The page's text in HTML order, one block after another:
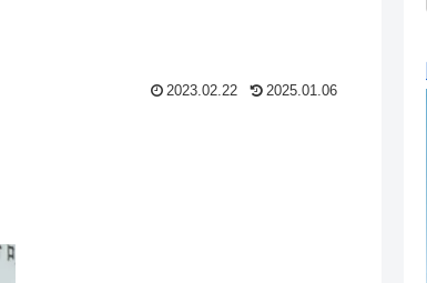
2023.02.22 2025.01.06